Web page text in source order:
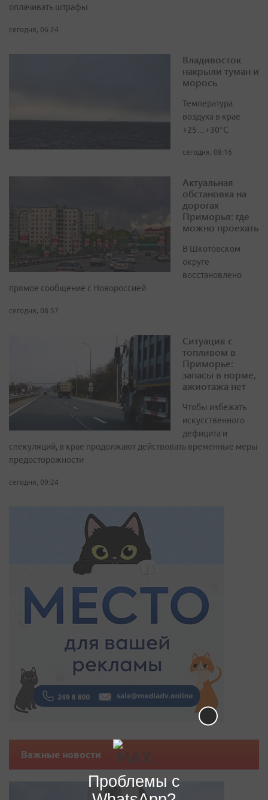
оплачивать штрафы
сегодня, 06:24
Владивосток
накрыли туман и
морось
Температура
воздуха в крае
+25…+30°C
сегодня, 08:16
Актуальная
обстановка на
дорогах
Приморья: где
можно проехать
В Шкотовском
округе
восстановлено
прямое сообщение с Новороссией
сегодня, 08:57
Ситуация с
топливом в
Приморье:
запасы в норме,
ажиотажа нет
Чтобы избежать
искусственного
дефицита и
спекуляций, в крае продолжают действовать временные меры
предосторожности
сегодня, 09:24
Важные новости
Проблемы с